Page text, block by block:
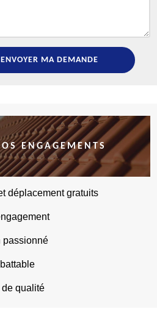
ENGAGEMENTS
déplacement gratuits
passionné
qualité